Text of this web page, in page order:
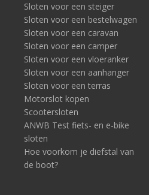
Sloten voor een steiger
Sloten voor een bestelwagen
Sloten voor een caravan
Sloten voor een camper
Sloten voor een vloeranker
Sloten voor een aanhanger
Sloten voor een terras
Motorslot kopen
Scootersloten
ANWB Test fiets- en e-bike
sloten
Hoe voorkom je diefstal van
de boot?